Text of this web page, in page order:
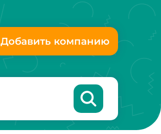
Добавить компанию